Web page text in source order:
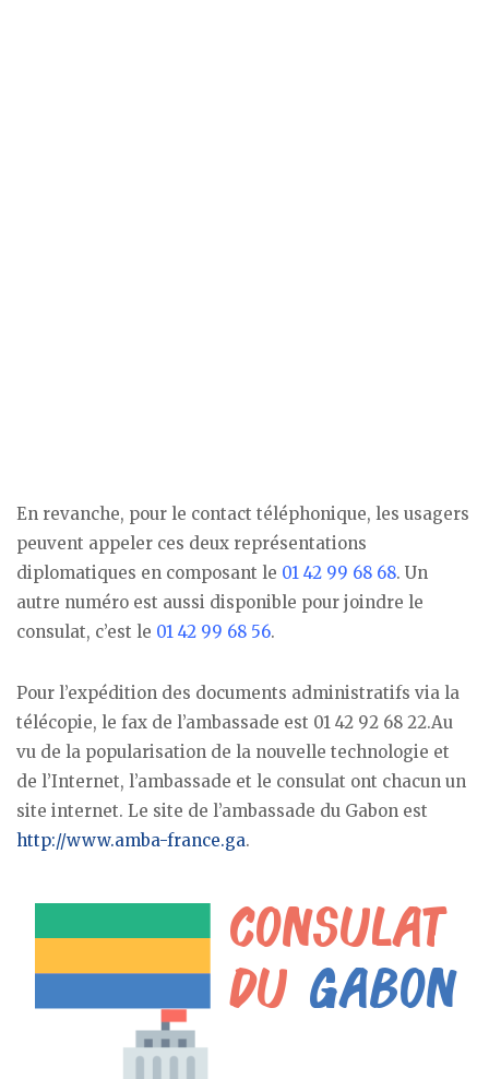
En revanche, pour le contact téléphonique, les usagers
peuvent appeler ces deux représentations
diplomatiques en composant le 01 42 99 68 68. Un
autre numéro est aussi disponible pour joindre le
consulat, c’est le 01 42 99 68 56.
Pour l’expédition des documents administratifs via la
télécopie, le fax de l’ambassade est 01 42 92 68 22.Au
vu de la popularisation de la nouvelle technologie et
de l’Internet, l’ambassade et le consulat ont chacun un
site internet. Le site de l’ambassade du Gabon est
http://www.amba-france.ga.